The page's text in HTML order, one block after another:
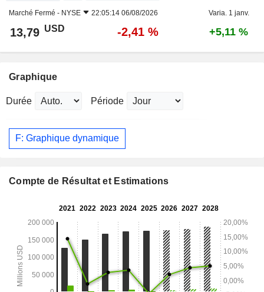
Marché Fermé - NYSE 22:05:14 06/08/2026 Varia. 1 janv.
13,79 USD -2,41 % +5,11 %
Graphique
Durée Période
F: Graphique dynamique
Compte de Résultat et Estimations